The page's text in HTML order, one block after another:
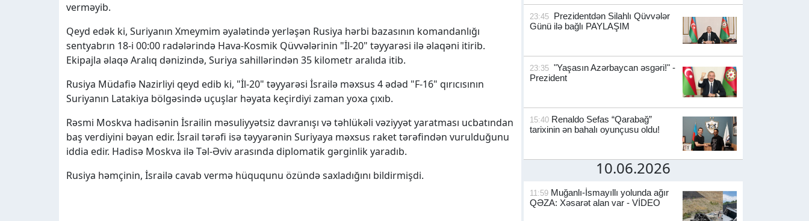
verməyib.
Qeyd edək ki, Suriyanın Xmeymim əyalətində yerləşən Rusiya hərbi bazasının komandanlığı
sentyabrın 18-i 00:00 radələrində Hava-Kosmik Qüvvələrinin "İl-20" təyyarəsi ilə əlaqəni itirib.
Ekipajla əlaqə Aralıq dənizində, Suriya sahillərindən 35 kilometr aralıda itib.
Rusiya Müdafiə Nazirliyi qeyd edib ki, "İl-20" təyyarəsi İsrailə məxsus 4 ədəd "F-16" qırıcısının
Suriyanın Latakiya bölgəsində uçuşlar həyata keçirdiyi zaman yoxa çıxıb.
Rəsmi Moskva hadisənin İsrailin məsuliyyətsiz davranışı və təhlükəli vəziyyət yaratması ucbatından
baş verdiyini bəyan edir. İsrail tərəfi isə təyyarənin Suriyaya məxsus raket tərəfindən vurulduğunu
iddia edir. Hadisə Moskva ilə Təl-Əviv arasında diplomatik gərginlik yaradıb.
Rusiya həmçinin, İsrailə cavab vermə hüququnu özündə saxladığını bildirmişdi.
23:45 Prezidentdən Silahlı Qüvvələr
Günü ilə bağlı PAYLAŞIM
23:35 "Yaşasın Azərbaycan əsgəri!" -
Prezident
15:40 Renaldo Sefas “Qarabağ”
tarixinin ən bahalı oyunçusu oldu!
10.06.2026
11:59 Muğanlı-İsmayıllı yolunda ağır
QƏZA: Xəsarət alan var - VİDEO